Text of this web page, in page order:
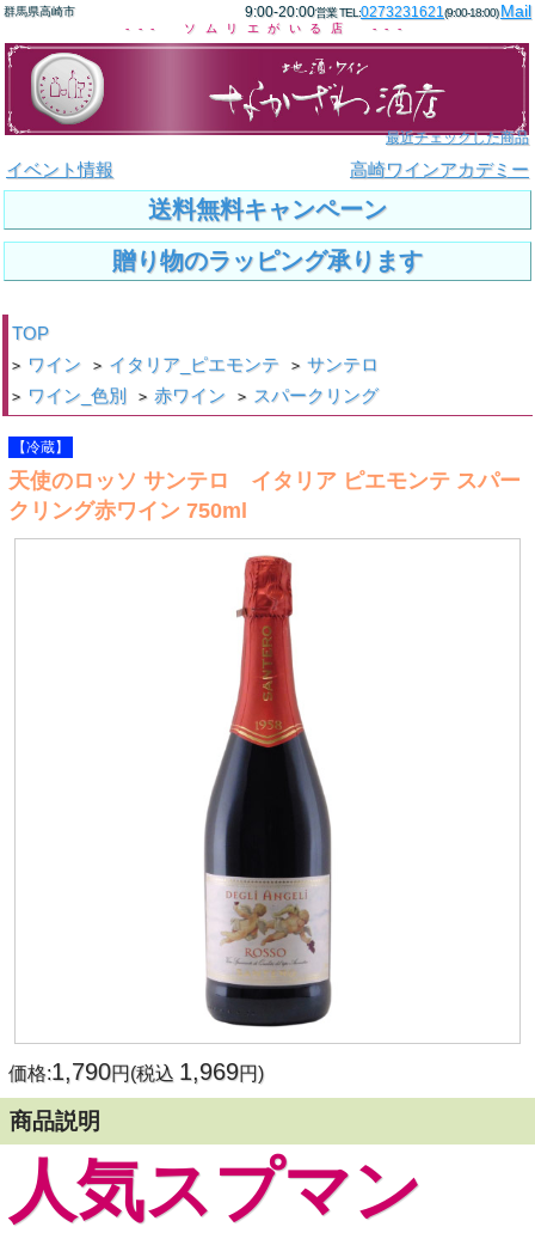
群馬県高崎市 9:00-20:00営業 TEL:0273231621(9:00-18:00)Mail
--- ソムリエがいる店 ---
最近チェックした商品
イベント情報 高崎ワインアカデミー
送料無料キャンペーン
贈り物のラッピング承ります
TOP
> ワイン > イタリア_ピエモンテ > サンテロ
> ワイン_色別 > 赤ワイン > スパークリング
【冷蔵】
天使のロッソ サンテロ イタリア ピエモンテ スパー
クリング赤ワイン 750ml
価格:1,790円(税込 1,969円)
商品説明
人気スプマン